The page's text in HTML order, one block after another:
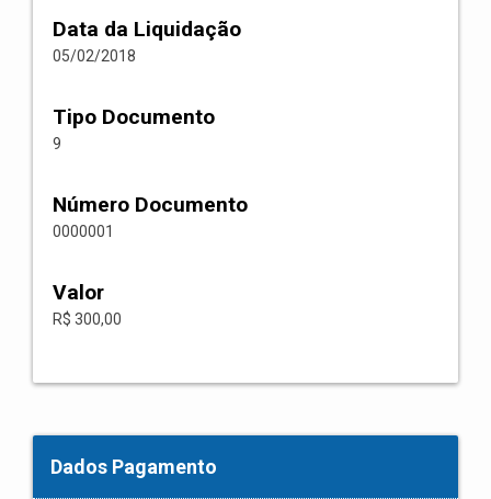
Data da Liquidação
05/02/2018
Tipo Documento
9
Número Documento
0000001
Valor
R$ 300,00
Dados Pagamento